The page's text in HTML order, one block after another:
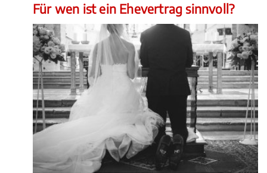
Für wen ist ein Ehevertrag sinnvoll?